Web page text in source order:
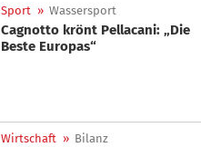
Sport » Wassersport
Cagnotto krönt Pellacani: „Die
Beste Europas“
Wirtschaft » Bilanz